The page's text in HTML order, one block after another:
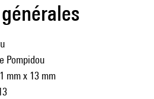
Pompidou
mm x 13 mm